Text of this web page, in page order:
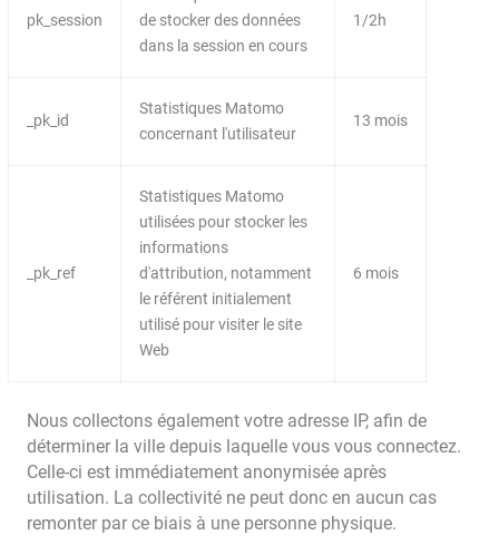
pk_session
de stocker des données
dans la session en cours
1/2h
_pk_id
Statistiques Matomo
concernant l'utilisateur
13 mois
_pk_ref
Statistiques Matomo
utilisées pour stocker les
informations
d'attribution, notamment
le référent initialement
utilisé pour visiter le site
Web
6 mois
Nous collectons également votre adresse IP, afin de
déterminer la ville depuis laquelle vous vous connectez.
Celle-ci est immédiatement anonymisée après
utilisation. La collectivité ne peut donc en aucun cas
remonter par ce biais à une personne physique.